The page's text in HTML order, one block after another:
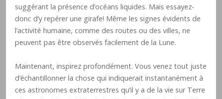
suggérant la présence d’océans liquides. Mais essayez-
donc d’y repérer une girafe! Même les signes évidents de
l’activité humaine, comme des routes ou des villes, ne
peuvent pas être observés facilement de la Lune.
Maintenant, inspirez profondément. Vous venez tout juste
d’échantillonner la chose qui indiquerait instantanément à
ces astronomes extraterrestres qu’il y a de la vie sur Terre